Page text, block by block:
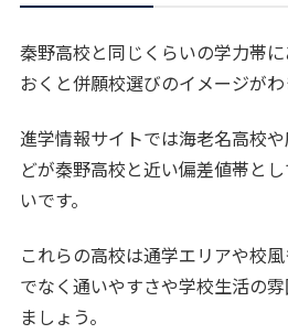
秦野高校と同じくらいの学力帯
おくと併願校選びのイメージがわ
進学情報サイトでは海老名高校
どが秦野高校と近い偏差値帯と
いです。
これらの高校は通学エリアや校
でなく通いやすさや学校生活の
ましょう。